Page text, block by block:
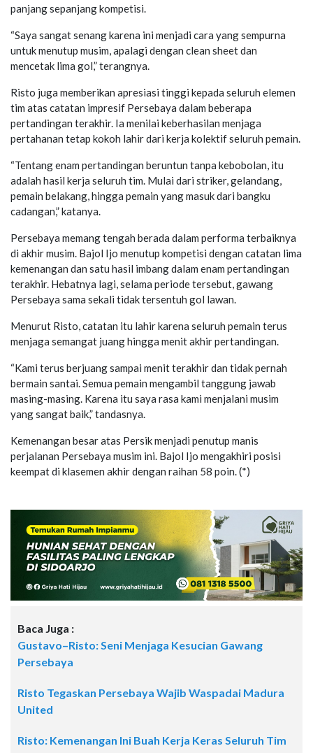
panjang sepanjang kompetisi.
“Saya sangat senang karena ini menjadi cara yang sempurna
untuk menutup musim, apalagi dengan clean sheet dan
mencetak lima gol,” terangnya.
Risto juga memberikan apresiasi tinggi kepada seluruh elemen
tim atas catatan impresif Persebaya dalam beberapa
pertandingan terakhir. Ia menilai keberhasilan menjaga
pertahanan tetap kokoh lahir dari kerja kolektif seluruh pemain.
“Tentang enam pertandingan beruntun tanpa kebobolan, itu
adalah hasil kerja seluruh tim. Mulai dari striker, gelandang,
pemain belakang, hingga pemain yang masuk dari bangku
cadangan,” katanya.
Persebaya memang tengah berada dalam performa terbaiknya
di akhir musim. Bajol Ijo menutup kompetisi dengan catatan lima
kemenangan dan satu hasil imbang dalam enam pertandingan
terakhir. Hebatnya lagi, selama periode tersebut, gawang
Persebaya sama sekali tidak tersentuh gol lawan.
Menurut Risto, catatan itu lahir karena seluruh pemain terus
menjaga semangat juang hingga menit akhir pertandingan.
“Kami terus berjuang sampai menit terakhir dan tidak pernah
bermain santai. Semua pemain mengambil tanggung jawab
masing-masing. Karena itu saya rasa kami menjalani musim
yang sangat baik,” tandasnya.
Kemenangan besar atas Persik menjadi penutup manis
perjalanan Persebaya musim ini. Bajol Ijo mengakhiri posisi
keempat di klasemen akhir dengan raihan 58 poin. (*)
Baca Juga :
Gustavo–Risto: Seni Menjaga Kesucian Gawang
Persebaya
Risto Tegaskan Persebaya Wajib Waspadai Madura
United
Risto: Kemenangan Ini Buah Kerja Keras Seluruh Tim